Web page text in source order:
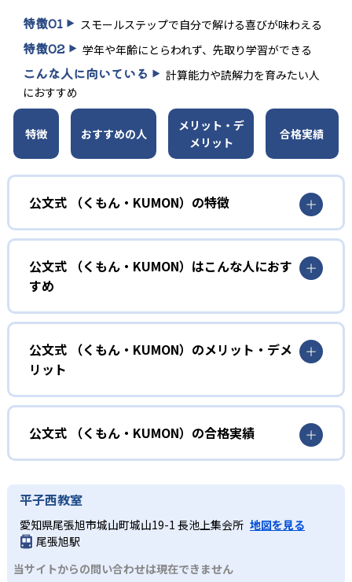
特徴01 スモールステップで自分で解ける喜びが味わえる
特徴02 学年や年齢にとらわれず、先取り学習ができる
こんな人に向いている
計算能力や読解力を育みたい人
におすすめ
特徴 おすすめの人
メリット・デ
メリット
合格実績
公文式 （くもん・KUMON）の特徴
01
無学年式の学力別学習
KUMONでは、年齢や学年にとらわれずに、一人ひとりの学
力に応じたレベルから学習を始めている。
確実に100点が取れるレベルから少しずつ難易度を上げてい
しさを経験できる。
ルステップで進んでいけるよう工夫されている。このスタ
イルは子どもの学習意欲をかき立てるため、教えてもらう
という受け身の姿勢ではなく、自ら進んで学ぶ姿勢を身に
つけられるだろう。
また、自学学習スタイルで学ぶ子どもたちは、自らの学習
課題に気がつくようになる。学年を超えた範囲も学習でき
るため、早い時期から高校教材に進む生徒もいる。
03 フレキシブルな受講スタイル
公文式 （くもん・KUMON）はこんな人におす
すめ
幼児
小学校に入る準備をしたい幼児向け
KUMONでは細かいステップに分かれた教材で、わかる楽し
さを経験しながら無理なく力を高めていける。
性格や学習への取り組み姿勢に合わせて内容も調整するた
め、小学校に入ってもつまずきにくい学力を身につけられ
るだろう。
中学に向けて苦手教科を克服したい子ども向け
KUMONでは経験豊富な先生が、子どものやる気を引き出せ
るよう適切なヒントを与えたり、声かけをしたりしてい
少しずつ苦手意識を克服できるだろう。
公文式 （くもん・KUMON）のメリット・デメ
リット
どんなメリットがある？
KUMONでは自学自習スタイルで勉強するため、集中力や目
標に向かって頑張りやり抜く力を育むことができる。ま
た、年齢や学年にとらわれずに自分の学力に相応したレベ
ルから学習できるため、難しすぎてやる気を損ねたり、簡
単すぎて退屈することもない。
どんなデメリットがある？
KUMONでは、中高生のクラスでも数学・英語・国語の3教
科に限られるため、その他の教科に関しては他塾を検討す
公文式 （くもん・KUMON）の合格実績
KUMONは、公式サイトでは合格実績は公開していない。志
わせたい。
平子西教室
愛知県尾張旭市城山町城山19-1 長池上集会所 地図を見る
尾張旭駅
当サイトからの問い合わせは現在できません